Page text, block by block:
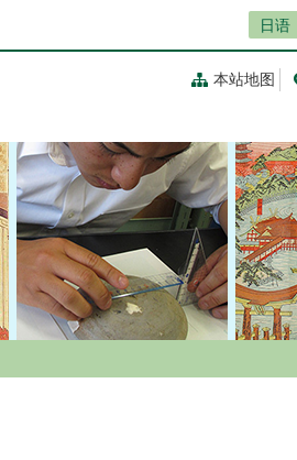
日语
本站地图